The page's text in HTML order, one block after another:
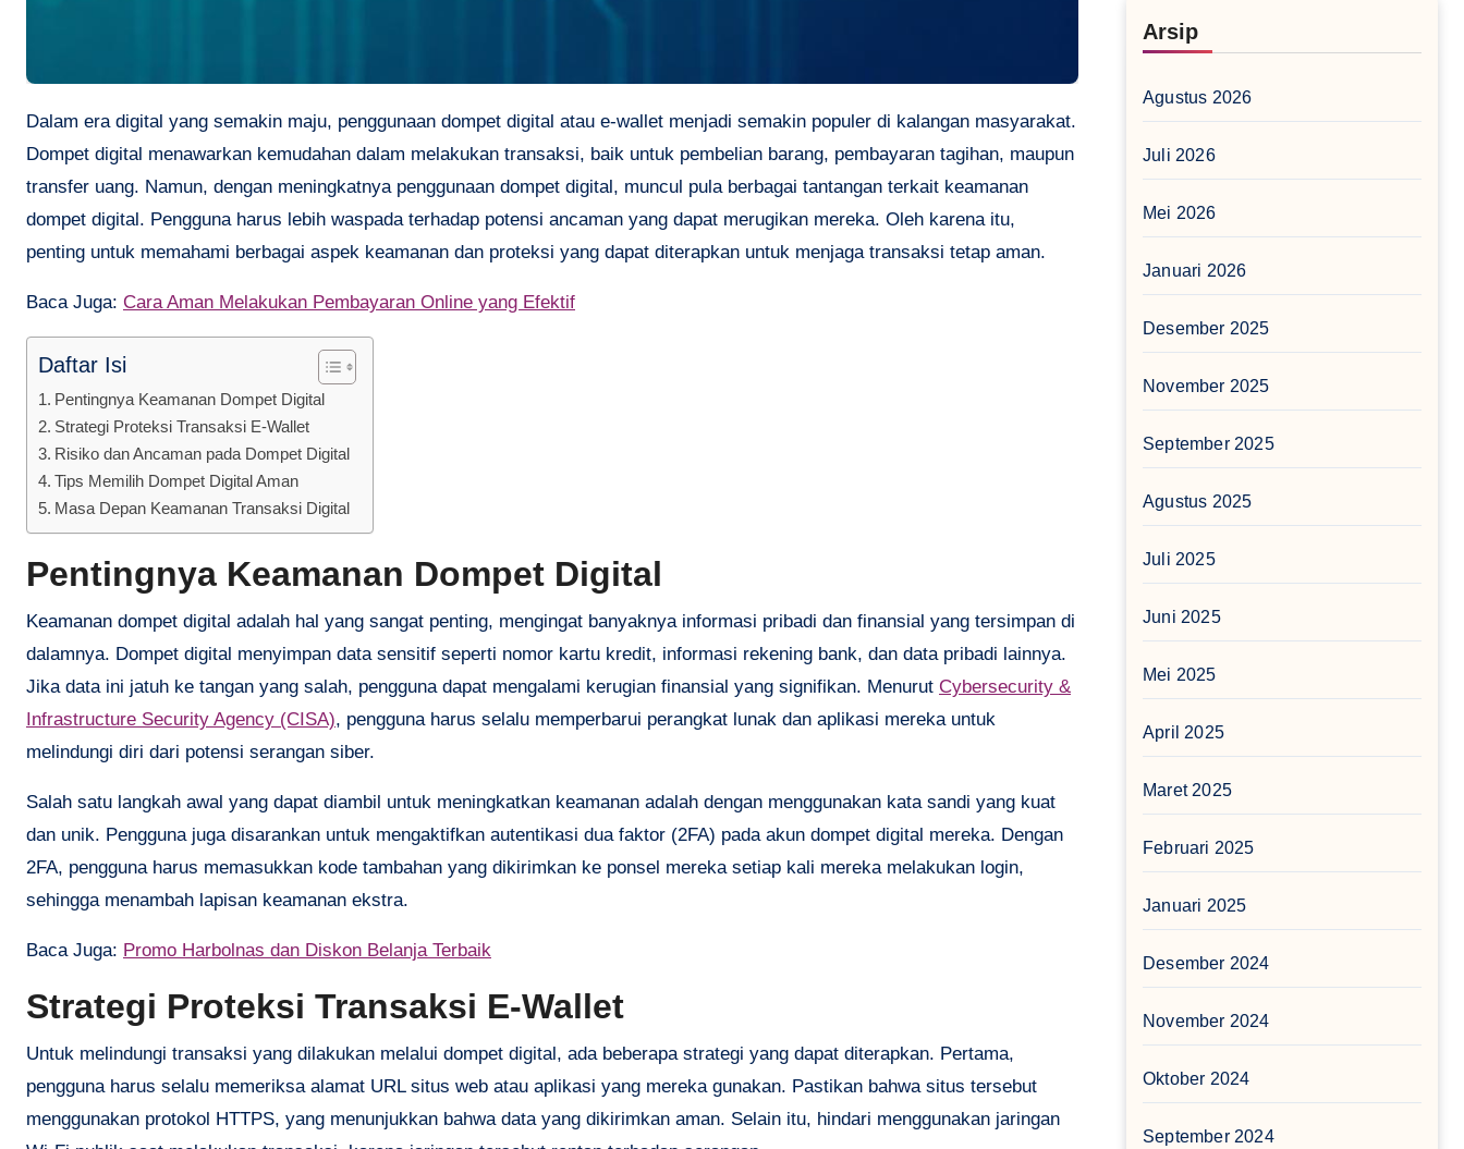
Dalam era digital yang semakin maju, penggunaan dompet digital atau e-wallet menjadi semakin populer di kalangan masyarakat.
Dompet digital menawarkan kemudahan dalam melakukan transaksi, baik untuk pembelian barang, pembayaran tagihan, maupun
transfer uang. Namun, dengan meningkatnya penggunaan dompet digital, muncul pula berbagai tantangan terkait keamanan
dompet digital. Pengguna harus lebih waspada terhadap potensi ancaman yang dapat merugikan mereka. Oleh karena itu,
penting untuk memahami berbagai aspek keamanan dan proteksi yang dapat diterapkan untuk menjaga transaksi tetap aman.
Baca Juga: Cara Aman Melakukan Pembayaran Online yang Efektif
Daftar Isi
Pentingnya Keamanan Dompet Digital
Strategi Proteksi Transaksi E-Wallet
Risiko dan Ancaman pada Dompet Digital
Tips Memilih Dompet Digital Aman
Masa Depan Keamanan Transaksi Digital
Pentingnya Keamanan Dompet Digital
Keamanan dompet digital adalah hal yang sangat penting, mengingat banyaknya informasi pribadi dan finansial yang tersimpan di
dalamnya. Dompet digital menyimpan data sensitif seperti nomor kartu kredit, informasi rekening bank, dan data pribadi lainnya.
Jika data ini jatuh ke tangan yang salah, pengguna dapat mengalami kerugian finansial yang signifikan. Menurut Cybersecurity &
Infrastructure Security Agency (CISA), pengguna harus selalu memperbarui perangkat lunak dan aplikasi mereka untuk
melindungi diri dari potensi serangan siber.
Salah satu langkah awal yang dapat diambil untuk meningkatkan keamanan adalah dengan menggunakan kata sandi yang kuat
dan unik. Pengguna juga disarankan untuk mengaktifkan autentikasi dua faktor (2FA) pada akun dompet digital mereka. Dengan
2FA, pengguna harus memasukkan kode tambahan yang dikirimkan ke ponsel mereka setiap kali mereka melakukan login,
sehingga menambah lapisan keamanan ekstra.
Baca Juga: Promo Harbolnas dan Diskon Belanja Terbaik
Strategi Proteksi Transaksi E-Wallet
Untuk melindungi transaksi yang dilakukan melalui dompet digital, ada beberapa strategi yang dapat diterapkan. Pertama,
pengguna harus selalu memeriksa alamat URL situs web atau aplikasi yang mereka gunakan. Pastikan bahwa situs tersebut
menggunakan protokol HTTPS, yang menunjukkan bahwa data yang dikirimkan aman. Selain itu, hindari menggunakan jaringan
Arsip
Agustus 2026
Juli 2026
Mei 2026
Januari 2026
Desember 2025
November 2025
September 2025
Agustus 2025
Juli 2025
Juni 2025
Mei 2025
April 2025
Maret 2025
Februari 2025
Januari 2025
Desember 2024
November 2024
Oktober 2024
September 2024